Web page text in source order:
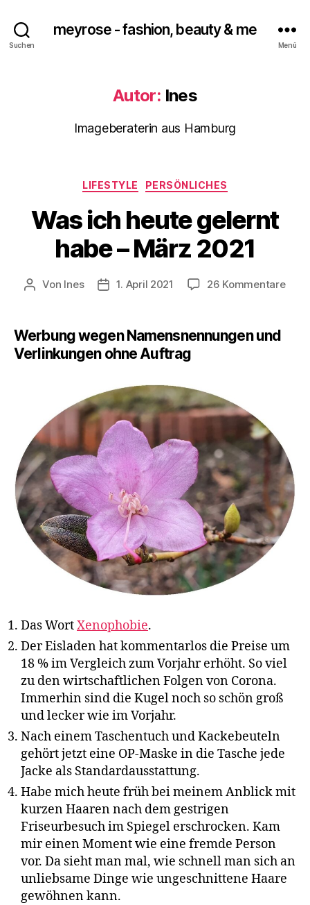
Suchen
meyrose - fashion, beauty & me
Menü
Autor: Ines
Imageberaterin aus Hamburg
Kategorien
LIFESTYLE PERSÖNLICHES
Was ich heute gelernt
habe – März 2021
Beitragsautor
Von Ines Veröffentlichungsdatum
1. April 2021 26 Kommentarezu
Werbung wegen Namensnennungen und
Verlinkungen ohne Auftrag
Das WortXenophobie.
Der Eisladen hat kommentarlos die Preise um
18 % im Vergleich zum Vorjahr erhöht. So viel
zu den wirtschaftlichen Folgen von Corona.
Immerhin sind die Kugel noch so schön groß
und lecker wie im Vorjahr.
Nach einem Taschentuch und Kackebeuteln
gehört jetzt eine OP-Maske in die Tasche jede
Jacke als Standardausstattung.
Habe mich heute früh bei meinem Anblick mit
kurzen Haaren nach dem gestrigen
Friseurbesuch im Spiegel erschrocken. Kam
mir einen Moment wie eine fremde Person
vor. Da sieht man mal, wie schnell man sich an
unliebsame Dinge wie ungeschnittene Haare
gewöhnen kann.